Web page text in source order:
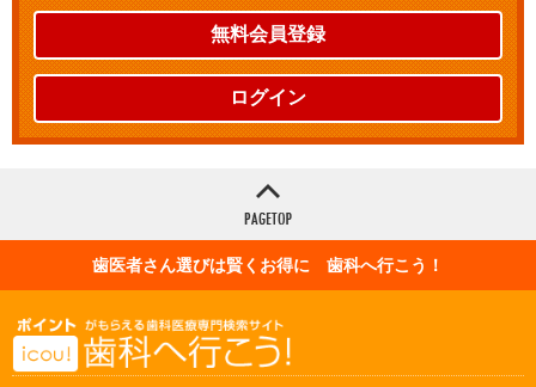
無料会員登録
ログイン
歯医者さん選びは賢くお得に 歯科へ行こう！